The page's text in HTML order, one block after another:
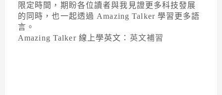
限定時間，期盼各位讀者與我見證更多科技發展
的同時，也一起透過 Amazing Talker 學習更多語
言。
Amazing Talker 線上學英文： 英文補習